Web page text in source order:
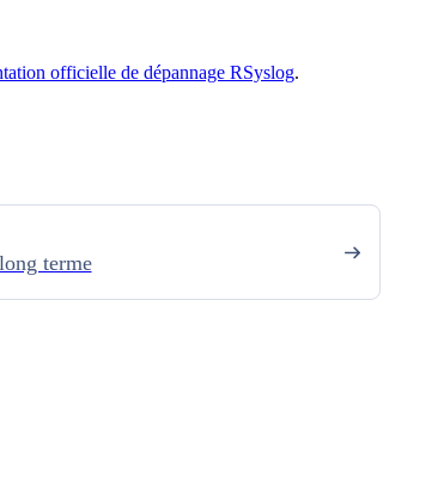
officielle de dépannage RSyslog.
terme